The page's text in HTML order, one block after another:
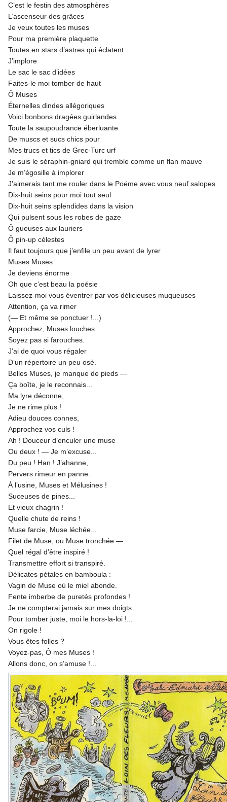
C’est le festin des atmosphères
L’ascenseur des grâces
Je veux toutes les muses
Pour ma première plaquette
Toutes en stars d’astres qui éclatent
J’implore
Le sac le sac d’idées
Faites-le moi tomber de haut
Ô Muses
Éternelles dindes allégoriques
Voici bonbons dragées guirlandes
Toute la saupoudrance éberluante
De muscs et sucs chics pour
Mes trucs et tics de Grec-Turc urf
Je suis le séraphin-gniard qui tremble comme un flan mauve
Je m’égosille à implorer
J’aimerais tant me rouler dans le Poëme avec vous neuf salopes
Dix-huit seins pour moi tout seul
Dix-huit seins splendides dans la vision
Qui pulsent sous les robes de gaze
Ô gueuses aux lauriers
Ô pin-up célestes
Il faut toujours que j’enfile un peu avant de lyrer
Muses Muses
Je deviens énorme
Oh que c’est beau la poésie
Laissez-moi vous éventrer par vos délicieuses muqueuses
Attention, ça va rimer
(— Et même se ponctuer !...)
Approchez, Muses louches
Soyez pas si farouches.
J’ai de quoi vous régaler
D’un répertoire un peu osé.
Belles Muses, je manque de pieds —
Ça boîte, je le reconnais...
Ma lyre déconne,
Je ne rime plus !
Adieu douces connes,
Approchez vos culs !
Ah ! Douceur d’enculer une muse
Ou deux ! — Je m’excuse...
Du peu ! Han ! J’ahanne,
Pervers rimeur en panne.
À l’usine, Muses et Mélusines !
Suceuses de pines...
Et vieux chagrin !
Quelle chute de reins !
Muse farcie, Muse léchée...
Filet de Muse, ou Muse tronchée —
Quel régal d’être inspiré !
Transmettre effort si transpiré.
Délicates pétales en bamboula :
Vagin de Muse où le miel abonde.
Fente imberbe de puretés profondes !
Je ne compterai jamais sur mes doigts.
Pour tomber juste, moi le hors-la-loi !...
On rigole !
Vous êtes folles ?
Voyez-pas, Ô mes Muses !
Allons donc, on s’amuse !...